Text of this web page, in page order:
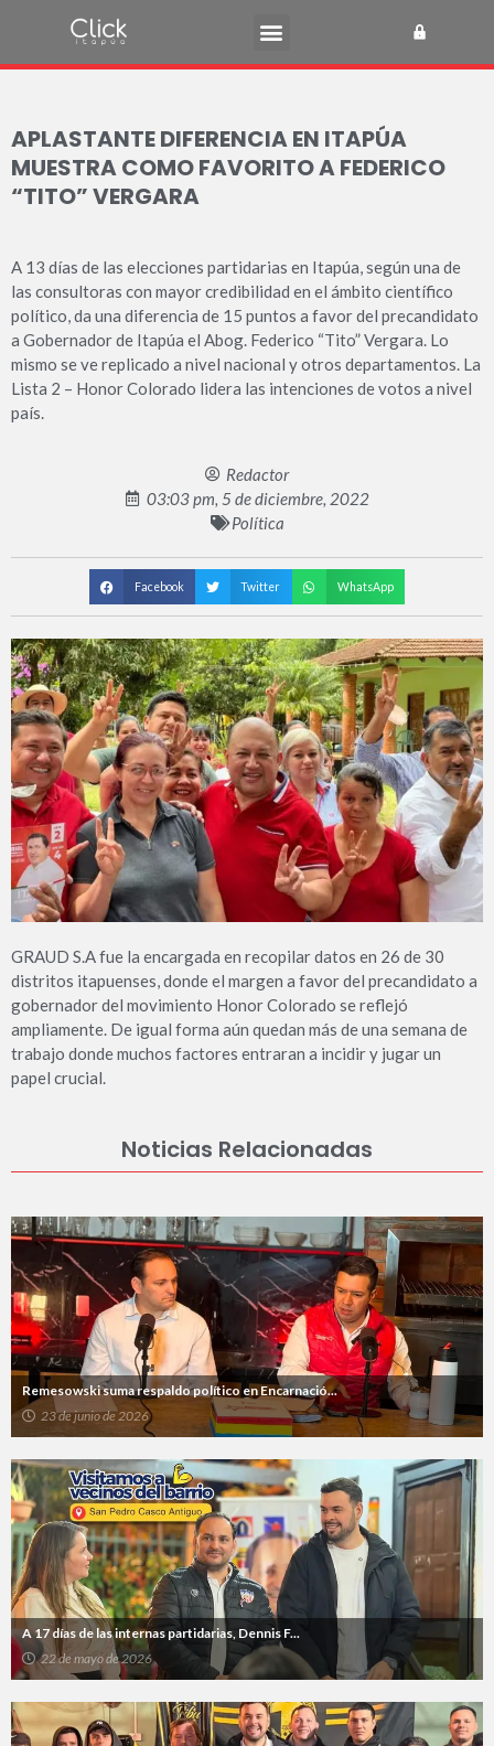
APLASTANTE DIFERENCIA EN ITAPÚA
MUESTRA COMO FAVORITO A FEDERICO
“TITO” VERGARA
A 13 días de las elecciones partidarias en Itapúa, según una de
las consultoras con mayor credibilidad en el ámbito científico
político, da una diferencia de 15 puntos a favor del precandidato
a Gobernador de Itapúa el Abog. Federico “Tito” Vergara. Lo
mismo se ve replicado a nivel nacional y otros departamentos. La
Lista 2 – Honor Colorado lidera las intenciones de votos a nivel
país.
Redactor
03:03 pm, 5 de diciembre, 2022
Política
Facebook Twitter WhatsApp
GRAUD S.A fue la encargada en recopilar datos en 26 de 30
distritos itapuenses, donde el margen a favor del precandidato a
gobernador del movimiento Honor Colorado se reflejó
ampliamente. De igual forma aún quedan más de una semana de
trabajo donde muchos factores entraran a incidir y jugar un
papel crucial.
Noticias Relacionadas
Remesowski suma respaldo político en Encarnació...
23 de junio de 2026
A 17 días de las internas partidarias, Dennis F...
22 de mayo de 2026